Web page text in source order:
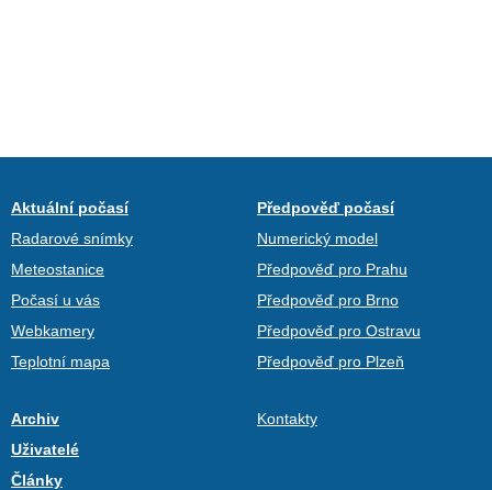
Aktuální počasí
Radarové snímky
Meteostanice
Počasí u vás
Webkamery
Teplotní mapa
Předpověď počasí
Numerický model
Předpověď pro Prahu
Předpověď pro Brno
Předpověď pro Ostravu
Předpověď pro Plzeň
Archiv
Uživatelé
Články
Kontakty